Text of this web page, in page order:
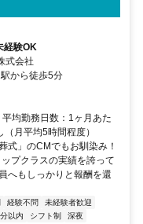
経験OK
式会社
から徒歩5分
均勤務日数：1ヶ月あた
月平均5時間程度）
式」のCMでもお馴染み！
プクラスの実績を誇って
へもしっかりと報酬を還
経験不問
未経験者歓迎
以内 シフト制
深夜